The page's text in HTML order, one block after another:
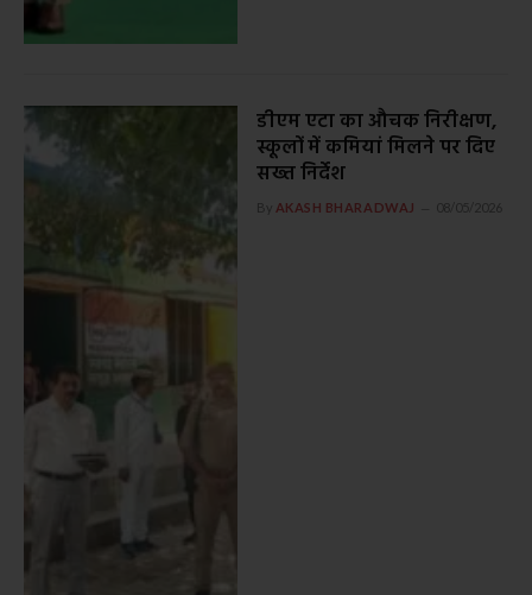
डीएम एटा का औचक निरीक्षण,
स्कूलों में कमियां मिलने पर दिए
सख्त निर्देश
By AKASH BHARADWAJ 08/05/2026